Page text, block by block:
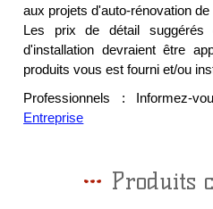
aux projets d'auto-rénovation
Les prix de détail
d'installation devraient être
produits vous est fourni et/ou
Professionnels : Informez-
Entreprise
Produits